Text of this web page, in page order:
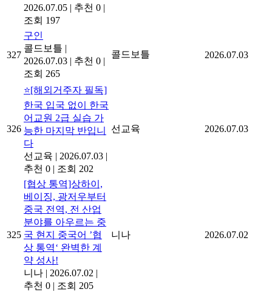
2026.07.05 | 추천 0 |
조회 197
327
구인
콜드보틀 |
2026.07.03 | 추천 0 |
조회 265
콜드보틀 2026.07.03
326
⭐[해외거주자 필독]
한국 입국 없이 한국
어교원 2급 실습 가
능한 마지막 반입니
다
선교육 | 2026.07.03 |
추천 0 | 조회 202
선교육 2026.07.03
325
[협상 통역]상하이,
베이징, 광저우부터
중국 전역, 전 산업
분야를 아우르는 중
국 현지 중국어 ’협
상 통역‘ 완벽한 계
약 성사!
니나 | 2026.07.02 |
추천 0 | 조회 205
니나 2026.07.02